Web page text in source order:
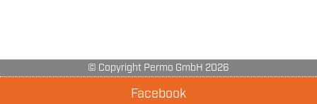
© Copyright Permo GmbH 2026
Facebook